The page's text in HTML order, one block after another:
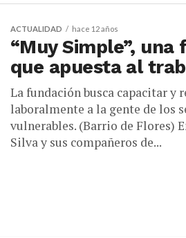
ACTUALIDAD hace 12 años
“Muy Simple”, una
que apuesta al
La fundación busca capacitar y
laboralmente a la gente de los
vulnerables. (Barrio de Flores)
Silva y sus compañeros de...